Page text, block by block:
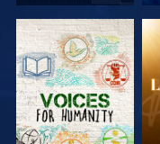
SERIE
ENTDECKEN